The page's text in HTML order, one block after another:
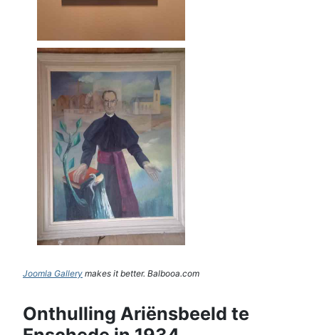
Joomla Gallery makes it better. Balbooa.com
Onthulling Ariënsbeeld te